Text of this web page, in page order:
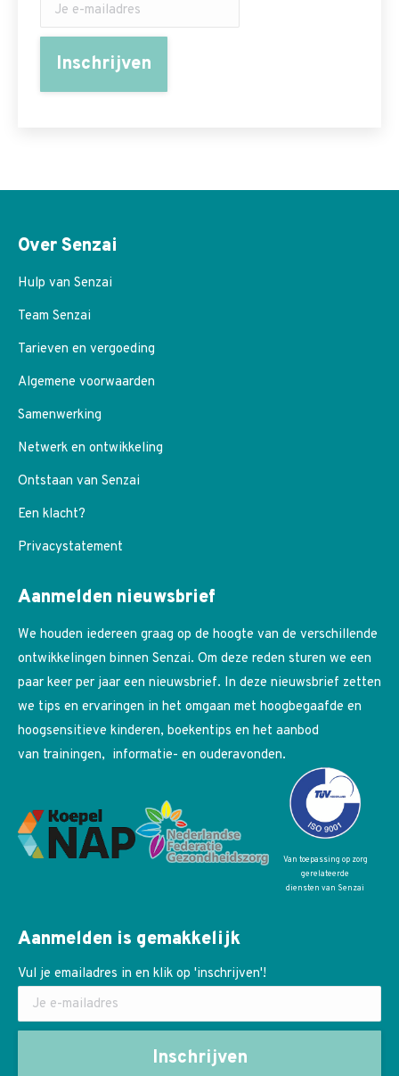
Over Senzai
Hulp van Senzai
Team Senzai
Tarieven en vergoeding
Algemene voorwaarden
Samenwerking
Netwerk en ontwikkeling
Ontstaan van Senzai
Een klacht?
Privacystatement
Aanmelden nieuwsbrief
We houden iedereen graag op de hoogte van de verschillende
ontwikkelingen binnen Senzai. Om deze reden sturen we een
paar keer per jaar een nieuwsbrief. In deze nieuwsbrief zetten
we tips en ervaringen in het omgaan met hoogbegaafde en
hoogsensitieve kinderen, boekentips en het aanbod
van trainingen, informatie- en ouderavonden.
Van toepassing op zorg
gerelateerde
diensten van Senzai
Aanmelden is gemakkelijk
Vul je emailadres in en klik op 'inschrijven'!